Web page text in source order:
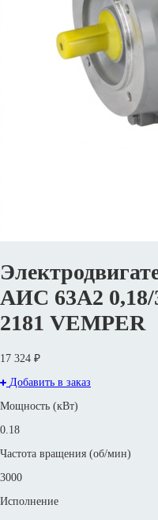
АИС 63А2 0,18/
2181 VEMPER
17 324 ₽
Добавить в заказ
Мощность (кВт)
0.18
Частота вращения (об/мин)
3000
Исполнение